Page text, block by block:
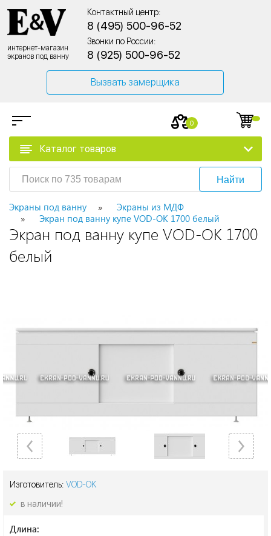
интернет-магазин
экранов под ванну
Контактный центр:
8 (495) 500-96-52
Звонки по России:
8 (925) 500-96-52
Вызвать замерщика
0
Каталог товаров
Найти
Экраны под ванну
Экраны из МДФ
Экран под ванну купе VOD-OK 1700 белый
Экран под ванну купе VOD-OK 1700
белый
Изготовитель: VOD-OK
в наличии!
Длина: